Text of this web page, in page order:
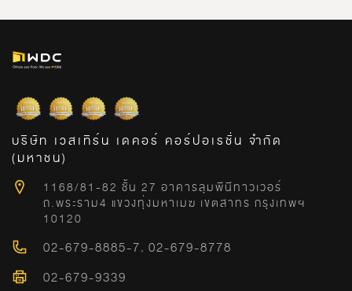
บริษัท เวสเทิร์น เดคอร์ คอร์ปอเรชั่น จำกัด
(มหาชน)
1168/81-82 ชั้น 27 อาคารลุมพีนีทาวเวอร์
ถ.พระราม4 แขวงทุ่งมหาเมฆ เขตสาทร กรุงเทพฯ
10120
02-679-8885-7, 02-679-8778
02-679-9339